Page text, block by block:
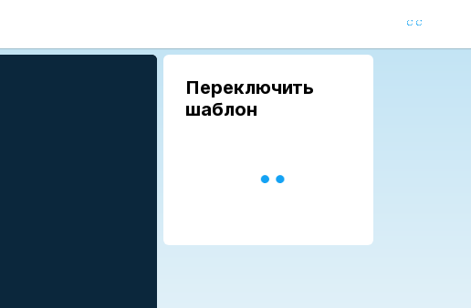
Переключить
шаблон